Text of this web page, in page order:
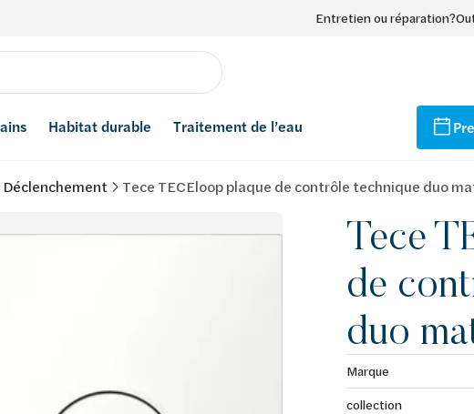
Entretien ou réparation?
Habitat durable Traitement de l’eau
Déclenchement Tece TECEloop plaque de contrôle technique duo
Tece
de
duo
Marque
collection